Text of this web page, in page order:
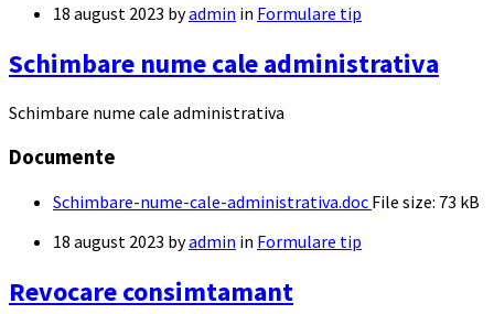
18 august 2023 byadmin in Formulare tip
Schimbare nume cale administrativa
Schimbare nume cale administrativa
Documente
Schimbare-nume-cale-administrativa.doc File size: 73 kB
18 august 2023 byadmin in Formulare tip
Revocare consimtamant